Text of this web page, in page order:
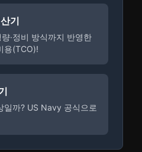
기
·정비 방식까지 반영한
용(TCO)!
일까? US Navy 공식으로